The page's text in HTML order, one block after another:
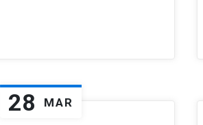
28 MAR